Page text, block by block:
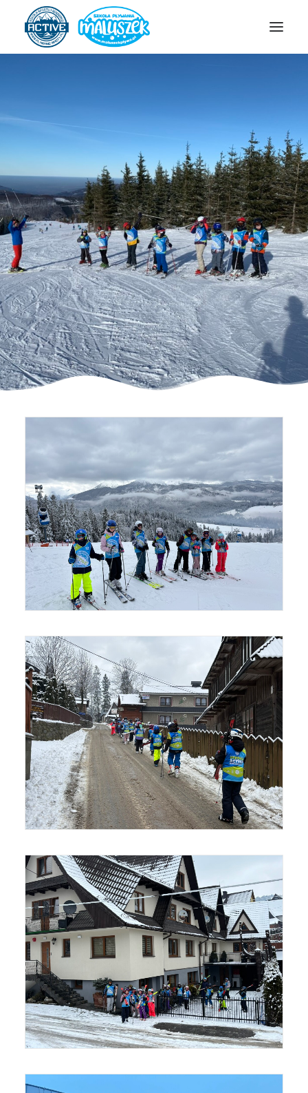
SZKOŁA MALUSZEK
HARMONOGRAM
ZAPISY
GALERIA
KONTAKT